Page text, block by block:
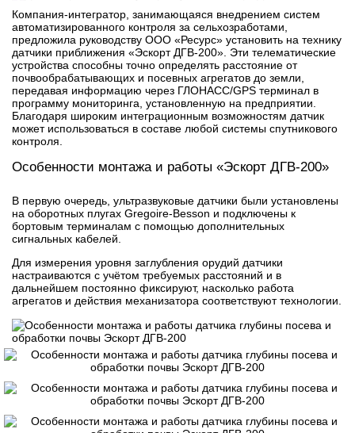
Компания-интегратор, занимающаяся внедрением систем
автоматизированного контроля за сельхозработами,
предложила руководству ООО «Ресурс» установить на технику
датчики приближения «Эскорт ДГВ-200». Эти телематические
устройства способны точно определять расстояние от
почвообрабатывающих и посевных агрегатов до земли,
передавая информацию через ГЛОНАСС/GPS терминал в
программу мониторинга, установленную на предприятии.
Благодаря широким интеграционным возможностям датчик
может использоваться в составе любой системы спутникового
контроля.
Особенности монтажа и работы «Эскорт ДГВ-200»
В первую очередь, ультразвуковые датчики были установлены
на оборотных плугах Gregoire-Besson и подключены к
бортовым терминалам с помощью дополнительных
сигнальных кабелей.
Для измерения уровня заглубления орудий датчики
настраиваются с учётом требуемых расстояний и в
дальнейшем постоянно фиксируют, насколько работа
агрегатов и действия механизатора соответствуют технологии.